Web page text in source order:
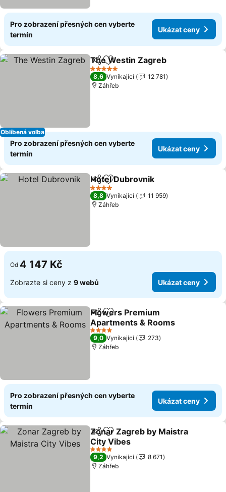
Pro zobrazení přesných cen vyberte
termín
Ukázat ceny
Oblíbená volba
SdíletPřidat na seznam oblíbených
The Westin Zagreb
5 Počet hvězdiček
8,6 Vynikající
12 781
Záhřeb
Pro zobrazení přesných cen vyberte
termín
Ukázat ceny
SdíletPřidat na seznam oblíbených
Hotel Dubrovnik
4 Počet hvězdiček
8,8 Vynikající
11 959
Záhřeb
Od 4 147 Kč
Zobrazte si ceny z 9 webů Ukázat ceny
SdíletPřidat na seznam oblíbených
Flowers Premium
Apartments & Rooms
Ukázat ceny
4 Počet hvězdiček
9,0 Vynikající
273
Záhřeb
Pro zobrazení přesných cen vyberte
termín
Ukázat ceny
SdíletPřidat na seznam oblíbených
Zonar Zagreb by Maistra
City Vibes
Ukázat ceny
4 Počet hvězdiček
9,2 Vynikající
8 671
Záhřeb